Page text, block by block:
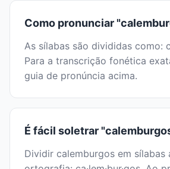
Como pronunciar
As sílabas são divididas como:
Para a transcrição fonética
guia de pronúncia acima.
É fácil soletrar
Dividir calemburgos em sílabas